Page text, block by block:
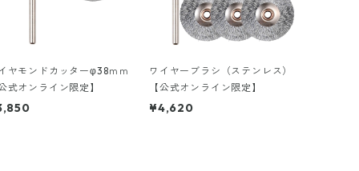
ヤモンドカッターφ38ｍｍ
公式オンライン限定】
ワイヤーブラシ（ステンレス）
【公式オンライン限定】
¥4,620